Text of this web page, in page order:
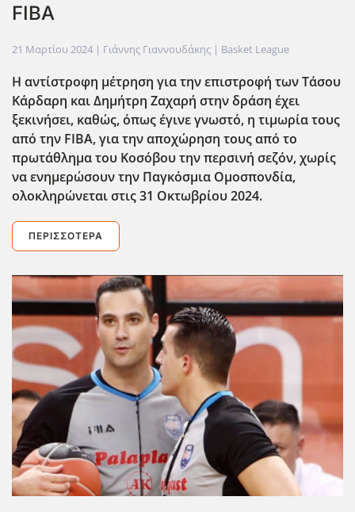
FIBA
21 Μαρτίου 2024 | Γιάννης Γιαννουδάκης | Basket League
Η αντίστροφη μέτρηση για την επιστροφή των Τάσου
Κάρδαρη και Δημήτρη Ζαχαρή στην δράση έχει
ξεκινήσει, καθώς, όπως έγινε γνωστό, η τιμωρία τους
από την FIBA, για την αποχώρηση τους από το
πρωτάθλημα του Κοσόβου την περσινή σεζόν, χωρίς
να ενημερώσουν την Παγκόσμια Ομοσπονδία,
ολοκληρώνεται στις 31 Οκτωβρίου 2024.
ΠΕΡΙΣΣΌΤΕΡΑ